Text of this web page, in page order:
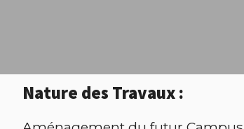
Nature des Travaux :